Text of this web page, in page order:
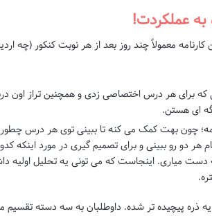
معمولاً چند روز بعد از هر نوبت کنکور (چه
که برای هر درس اختصاصی زدی و همچنین تراز اون
ای هستن.
چون بهت کمک می کنه تا ببینی توی هر درس
هر دو رو ببینی و برای تصمیم گیری در مورد اینکه
میاری. اینجاست که می تونی یه تحلیل اولیه
ذره پیچیده تر شده. داوطلبان به سه دسته تقسیم